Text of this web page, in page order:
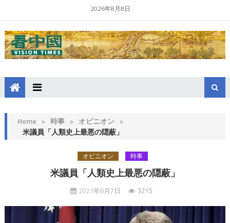
2026年8月8日
Home > 時事 > オピニオン >
米議員「人類史上最悪の隠蔽」
オピニオン 時事
米議員「人類史上最悪の隠蔽」
2021年8月7日 3215